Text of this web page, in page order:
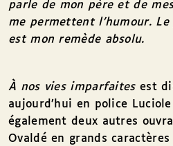
parle de mon père et de
me permettent l’humour. Le
est mon remède absolu.
À nos vies imparfaitesest
aujourd’hui en police
également deux autres
Ovaldé en grands caractères